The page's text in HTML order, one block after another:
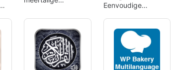
WordPress
Eenvoudige
WordPress